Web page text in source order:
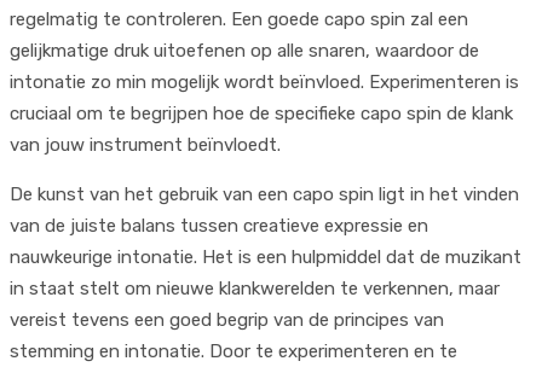
regelmatig te controleren. Een goede capo spin zal een
gelijkmatige druk uitoefenen op alle snaren, waardoor de
intonatie zo min mogelijk wordt beïnvloed. Experimenteren is
cruciaal om te begrijpen hoe de specifieke capo spin de klank
van jouw instrument beïnvloedt.
De kunst van het gebruik van een capo spin ligt in het vinden
van de juiste balans tussen creatieve expressie en
nauwkeurige intonatie. Het is een hulpmiddel dat de muzikant
in staat stelt om nieuwe klankwerelden te verkennen, maar
vereist tevens een goed begrip van de principes van
stemming en intonatie. Door te experimenteren en te